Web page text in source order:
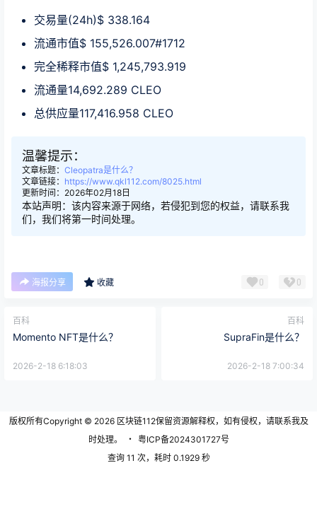
交易量(24h)$ 338.164
流通市值$ 155,526.007#1712
完全稀释市值$ 1,245,793.919
流通量14,692.289 CLEO
总供应量117,416.958 CLEO
温馨提示：
文章标题： Cleopatra是什么？
文章链接： https://www.qkl112.com/8025.html
更新时间：2026年02月18日
本站声明：该内容来源于网络，若侵犯到您的权益，请联系我
们，我们将第一时间处理。
海报分享 收藏 0 0
百科
Momento NFT是什么？
2026-2-18 6:18:03
百科
SupraFin是什么？
2026-2-18 7:00:34
版权所有Copyright © 2026区块链112保留资源解释权，如有侵权，请联系我及
时处理。
・ 粤ICP备2024301727号
查询 11 次，耗时 0.1929 秒